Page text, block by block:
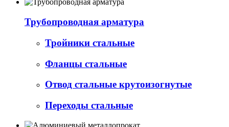
Трубопроводная арматура
Тройники стальные
Фланцы стальные
Отвод стальные крутоизогнутые
Переходы стальные